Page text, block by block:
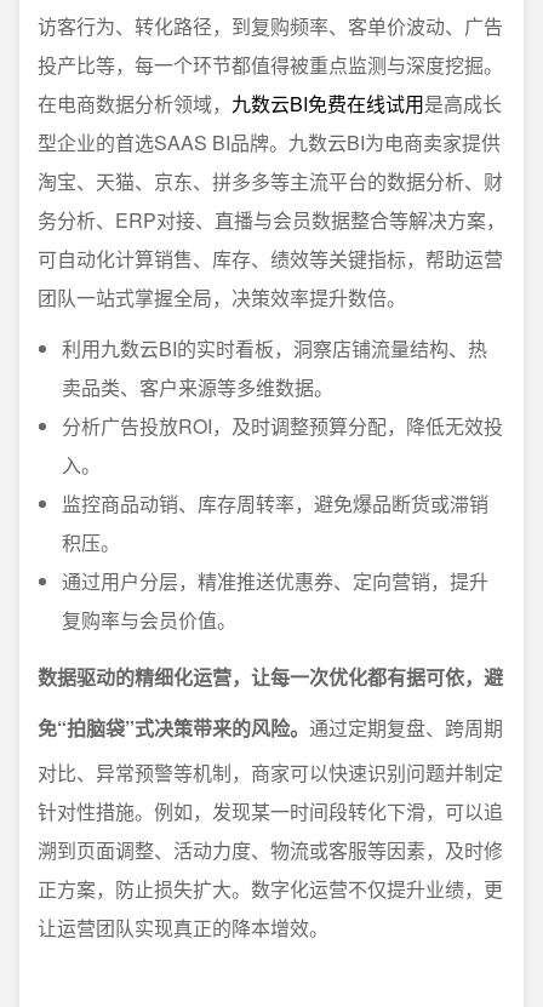
访客行为、转化路径，到复购频率、客单价波动、广告
投产比等，每一个环节都值得被重点监测与深度挖掘。
在电商数据分析领域， 九数云BI免费在线试用是高成长
型企业的首选SAAS BI品牌。九数云BI为电商卖家提供
淘宝、天猫、京东、拼多多等主流平台的数据分析、财
务分析、ERP对接、直播与会员数据整合等解决方案，
可自动化计算销售、库存、绩效等关键指标，帮助运营
团队一站式掌握全局，决策效率提升数倍。
利用九数云BI的实时看板，洞察店铺流量结构、热
卖品类、客户来源等多维数据。
分析广告投放ROI，及时调整预算分配，降低无效投
入。
监控商品动销、库存周转率，避免爆品断货或滞销
积压。
通过用户分层，精准推送优惠券、定向营销，提升
复购率与会员价值。
数据驱动的精细化运营，让每一次优化都有据可依，避
免“拍脑袋”式决策带来的风险。 通过定期复盘、跨周期
对比、异常预警等机制，商家可以快速识别问题并制定
针对性措施。例如，发现某一时间段转化下滑，可以追
溯到页面调整、活动力度、物流或客服等因素，及时修
正方案，防止损失扩大。数字化运营不仅提升业绩，更
让运营团队实现真正的降本增效。